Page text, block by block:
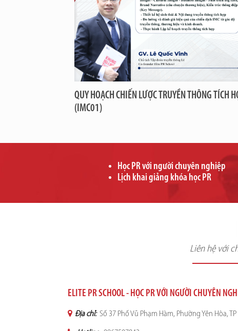
QUY HOẠCH CHIẾN LƯỢC TRUYỀN THÔNG TÍCH
(IMC01)
Học PR với người chuyên nghiệp
Lịch khai giảng khóa học PR
Liên hệ với
ELITE PR SCHOOL - HỌC PR VỚI NGƯỜI CHUYÊN
Địa chỉ: Số 37 Phố Vũ Phạm Hàm, Phường Yên Hòa, TP